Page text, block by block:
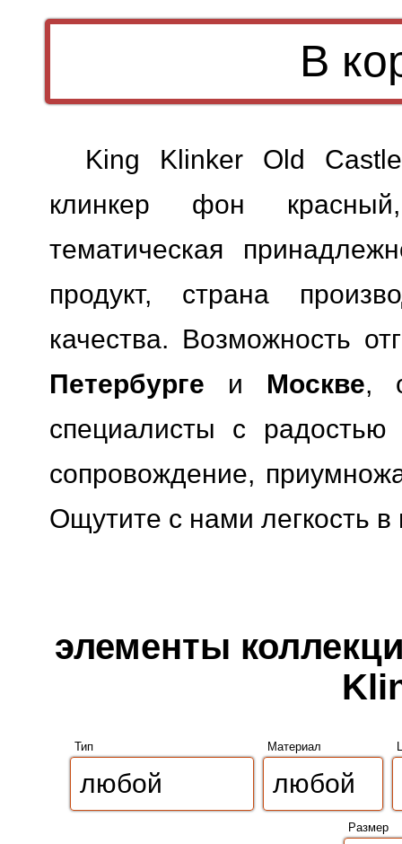
King Klinker Old
клинкер фон
тематическая
продукт, страна
качества. Возможность
Петербурге и Москве,
специалисты с радостью
сопровождение,
Ощутите с нами легкость
элементы
Тип Материал
Размер